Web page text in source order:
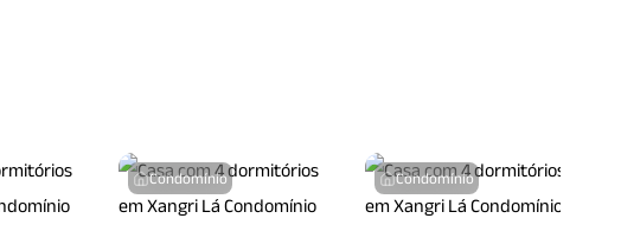
Vista Panoramica
Condomínio Condomínio